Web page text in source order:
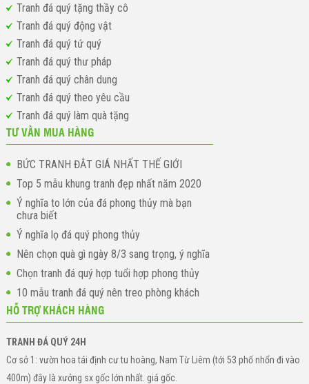
Tranh đá quý tặng thầy cô
Tranh đá quý động vật
Tranh đá quý tứ quý
Tranh đá quý thư pháp
Tranh đá quý chân dung
Tranh đá quý theo yêu cầu
Tranh đá quý làm quà tặng
TƯ VẤN MUA HÀNG
BỨC TRANH ĐẮT GIÁ NHẤT THẾ GIỚI
Top 5 mẫu khung tranh đẹp nhất năm 2020
Ý nghĩa to lớn của đá phong thủy mà bạn
chưa biết
Ý nghĩa lọ đá quý phong thủy
Nên chọn quà gì ngày 8/3 sang trọng, ý nghĩa
Chọn tranh đá quý hợp tuổi hợp phong thủy
10 mẫu tranh đá quý nên treo phòng khách
HỖ TRỢ KHÁCH HÀNG
TRANH ĐÁ QUÝ 24H
Cơ sở 1: vườn hoa tái định cư tu hoàng, Nam Từ Liêm (tới 53 phố nhổn đi vào
400m) đây là xưởng sx gốc lớn nhất. giá gốc.